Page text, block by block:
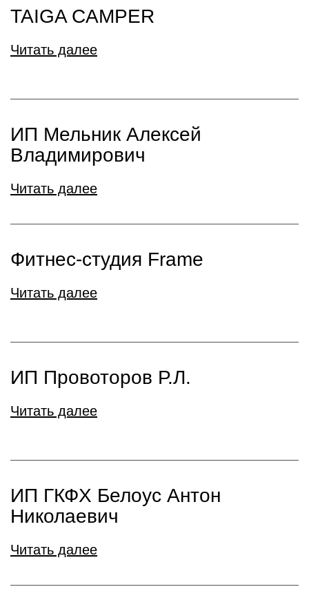
TAIGA CAMPER
Читать далее
ИП Мельник Алексей
Владимирович
Читать далее
Фитнес-студия Frame
Читать далее
ИП Провоторов Р.Л.
Читать далее
ИП ГКФХ Белоус Антон
Николаевич
Читать далее